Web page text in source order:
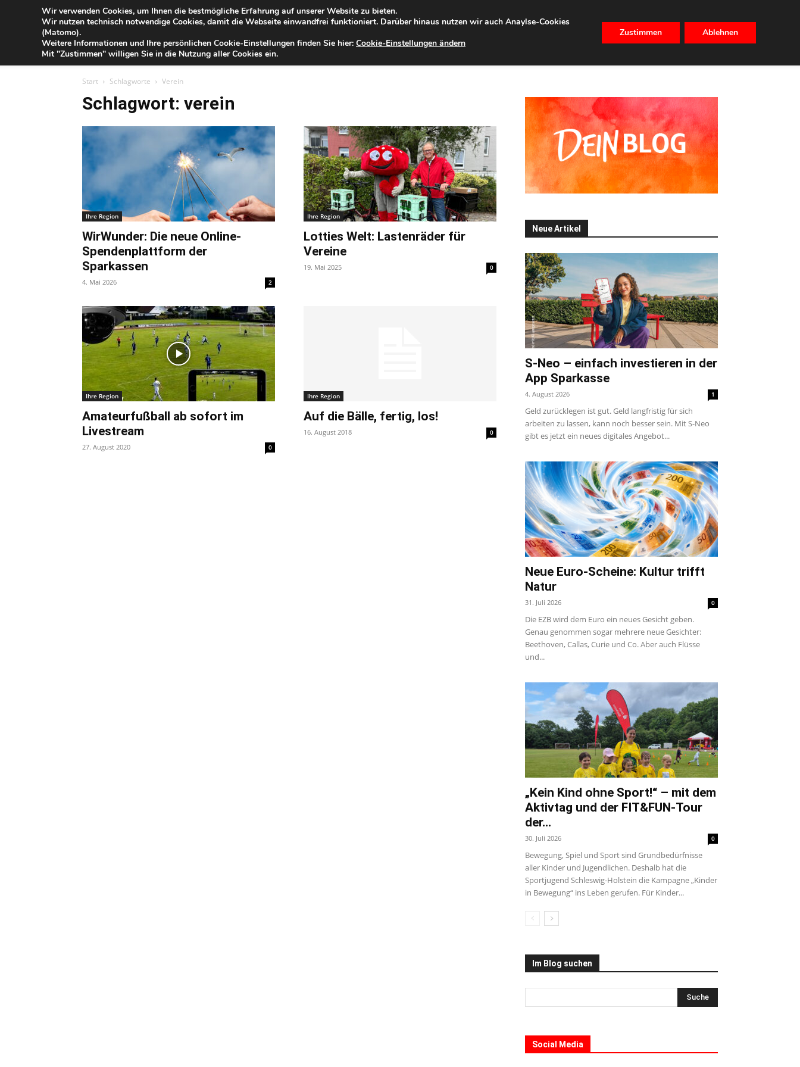
Blog
der
Sparkasse
Samstag, 08.08.2026 Zur Internet-Filiale der Förde Sparkasse
IHR GELD IHRE REGION WERTPAPIERE FIRMENKUNDEN IMMOBILIEN
Start Schlagworte Verein
Schlagwort: verein
Ihre Region
WirWunder: Die neue Online-
Spendenplattform der
Sparkassen
4. Mai 2026 2
Ihre Region
Lotties Welt: Lastenräder für
Vereine
19. Mai 2025 0
Ihre Region
Amateurfußball ab sofort im
Livestream
27. August 2020 0
Ihre Region
Auf die Bälle, fertig, los!
16. August 2018 0
Neue Artikel
S-Neo – einfach investieren in der
App Sparkasse
4. August 2026 1
Geld zurücklegen ist gut. Geld langfristig für sich
arbeiten zu lassen, kann noch besser sein. Mit S-Neo
gibt es jetzt ein neues digitales Angebot...
Neue Euro-Scheine: Kultur trifft
Natur
31. Juli 2026 0
Die EZB wird dem Euro ein neues Gesicht geben.
Genau genommen sogar mehrere neue Gesichter:
Beethoven, Callas, Curie und Co. Aber auch Flüsse
und...
„Kein Kind ohne Sport!“ – mit dem
Aktivtag und der FIT&FUN-Tour
der...
30. Juli 2026 0
Bewegung, Spiel und Sport sind Grundbedürfnisse
aller Kinder und Jugendlichen. Deshalb hat die
Sportjugend Schleswig-Holstein die Kampagne „Kinder
in Bewegung“ ins Leben gerufen. Für Kinder...
Im Blog suchen
Social Media
Wir verwenden Cookies, um Ihnen die bestmögliche Erfahrung auf unserer Website zu bieten.
Wir nutzen technisch notwendige Cookies, damit die Webseite einwandfrei funktioniert. Darüber hinaus nutzen wir auch Anaylse-Cookies
(Matomo).
Weitere Informationen und Ihre persönlichen Cookie-Einstellungen finden Sie hier: Cookie-Einstellungen ändern
Mit "Zustimmen" willigen Sie in die Nutzung aller Cookies ein.
Zustimmen Ablehnen